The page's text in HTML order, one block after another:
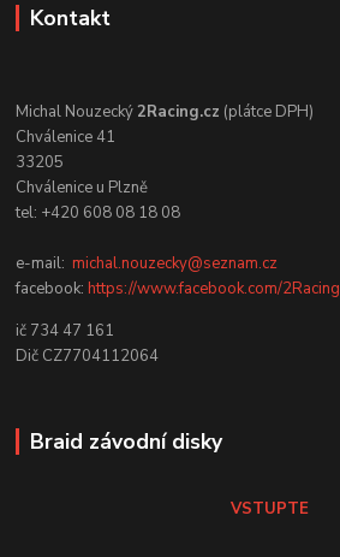
Kontakt
Michal Nouzecký2Racing.cz (plátce DPH)
Chválenice 41
33205
Chválenice u Plzně
tel: +420 608 08 18 08
e-mail:michal.nouzecky@seznam.cz
facebook:https://www.facebook.com/2Racing
ič 734 47 161
Dič CZ7704112064
Braid závodní disky
VSTUPTE